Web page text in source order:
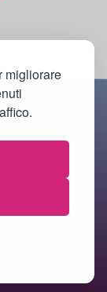
migliorare